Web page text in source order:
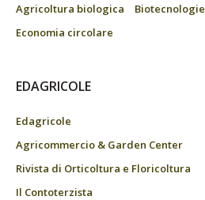
Agricoltura biologica
Biotecnologie
Economia circolare
EDAGRICOLE
Edagricole
Agricommercio & Garden Center
Rivista di Orticoltura e Floricoltura
Il Contoterzista